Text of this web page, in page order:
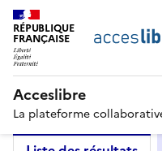
RÉPUBLIQUE
FRANÇAISE
Acceslibre
La plateforme